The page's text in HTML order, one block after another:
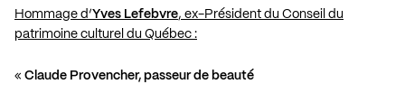
Hommage d’Yves Lefebvre, ex-Président du Conseil du
patrimoine culturel du Québec :
« Claude Provencher, passeur de beauté